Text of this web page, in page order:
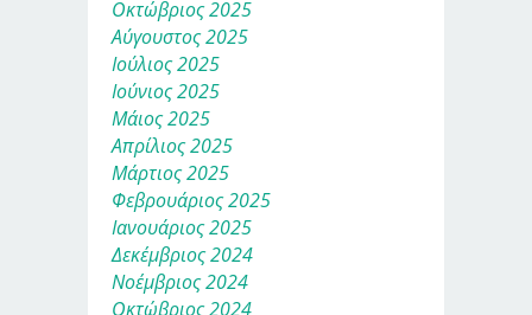
Οκτώβριος 2025
Αύγουστος 2025
Ιούλιος 2025
Ιούνιος 2025
Μάιος 2025
Απρίλιος 2025
Μάρτιος 2025
Φεβρουάριος 2025
Ιανουάριος 2025
Δεκέμβριος 2024
Νοέμβριος 2024
Οκτώβριος 2024